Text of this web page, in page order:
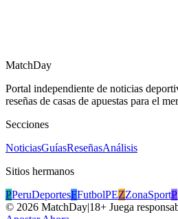
MatchDay
Portal independiente de noticias
reseñas de casas de apuestas para el
Secciones
NoticiasGuíasReseñasAnálisis
Sitios hermanos
PPeruDeportesFFutbolPEZZonaSportP
© 2026 MatchDay|18+ Juega